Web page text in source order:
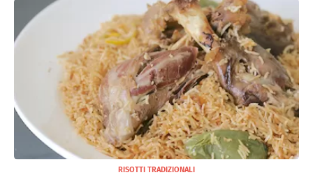
RISOTTI TRADIZIONALI